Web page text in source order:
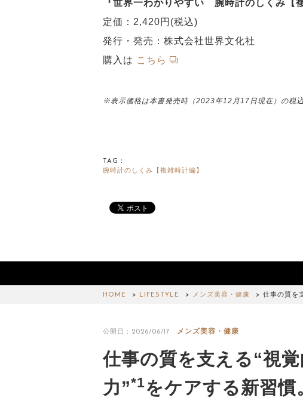
『世界一わかりやすい 腕時計のしくみ【
定価：2,420円(税込)
発⾏・発売：株式会社世界⽂化社
購入は こちら
※表示価格は本書発売時（2023年12月17日現在）の税
TAG：
腕時計のしくみ【複雑時計編】
HOME LIFESTYLE メンズ美容・健康 仕事の質を
公開日：2026/06/17 メンズ美容・健康
仕事の質を支える“視
力”*1をケアする新習